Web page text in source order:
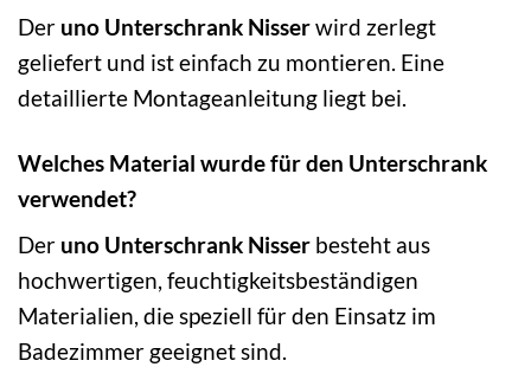
Der uno Unterschrank Nisserwird zerlegt
geliefert und ist einfach zu montieren. Eine
detaillierte Montageanleitung liegt bei.
Welches Material wurde für den Unterschrank
verwendet?
Der uno Unterschrank Nisser besteht aus
hochwertigen, feuchtigkeitsbeständigen
Materialien, die speziell für den Einsatz im
Badezimmer geeignet sind.